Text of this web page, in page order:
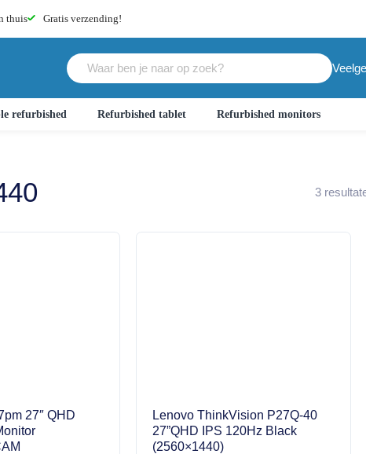
thuis Gratis verzending!
refurbished Refurbished tablet Refurbished monitors
3
27″ QHD
Lenovo ThinkVision P27Q-40
27”QHD IPS 120Hz Black
(2560×1440)